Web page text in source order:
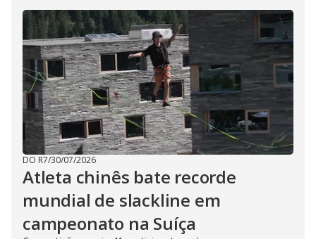
DO R7/30/07/2026
Atleta chinês bate recorde
mundial de slackline em
campeonato na Suíça